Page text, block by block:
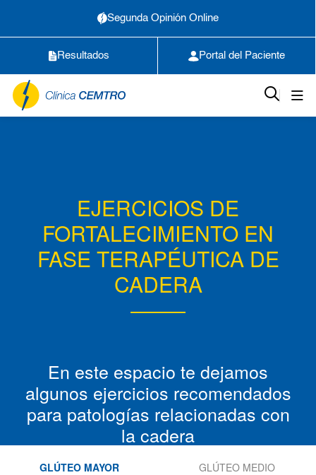
Segunda Opinión Online
Resultados Portal del Paciente
EJERCICIOS DE
FORTALECIMIENTO EN
FASE TERAPÉUTICA DE
CADERA
En este espacio te dejamos
algunos ejercicios recomendados
para patologías relacionadas con
la cadera
GLÚTEO MAYOR GLÚTEO MEDIO